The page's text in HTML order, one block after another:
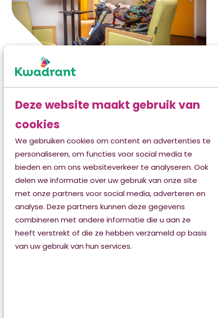
Deze website maakt gebruik van
cookies
We gebruiken cookies om content en advertenties te
personaliseren, om functies voor social media te
bieden en om ons websiteverkeer te analyseren. Ook
delen we informatie over uw gebruik van onze site
met onze partners voor social media, adverteren en
analyse. Deze partners kunnen deze gegevens
combineren met andere informatie die u aan ze
heeft verstrekt of die ze hebben verzameld op basis
van uw gebruik van hun services.
Een fijne dag in
Brugchelencamp
Brugchelencamp heeft een ruim aanbod aan
centrale activiteiten en het is er altijd gezellig, zodat
u een fijne dag kunt hebben. Dagelijks verzamelt de
biljartclub zich in de biljartruimte, er is een grote soos,
een zangkoor en bewegingsactiviteiten. In
Brugchelencamp zijn veel faciliteiten die het u
mogelijk maken goed zelfstandig te leven. U kunt
naar de pedicure, de kapper of de
schoonheidsspecialist. Op de begane grond is een